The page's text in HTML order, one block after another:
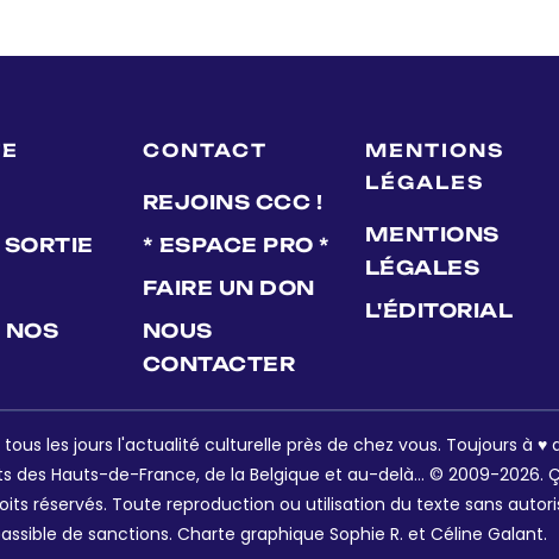
NOS
CONTACT
REJOINS CCC !
* ESPACE PRO *
FAIRE UN DON
NOUS
CONTACTER
MENTIONS
LÉGALES
MENTIONS
LÉGALES
L'ÉDITORIAL
les jours l'actualité culturelle près de chez vous. Toujours à ♥
des Hauts-de-France, de la Belgique et au-delà... © 2009-2026.
réservés. Toute reproduction ou utilisation du texte sans
de sanctions. Charte graphique Sophie R. et Céline Galant.